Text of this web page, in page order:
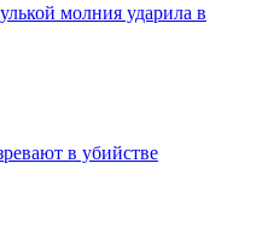
молния ударила в
в убийстве